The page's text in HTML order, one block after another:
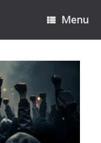
Menu